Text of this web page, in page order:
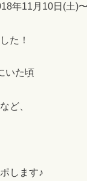
年11月10日(土)
た！
いた頃
ど、
します♪